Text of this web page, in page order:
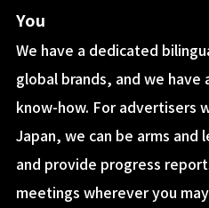
You
We have a dedicated
global brands, and we
know-how. For advertisers
Japan, we can be arms and
and provide progress
meetings wherever you